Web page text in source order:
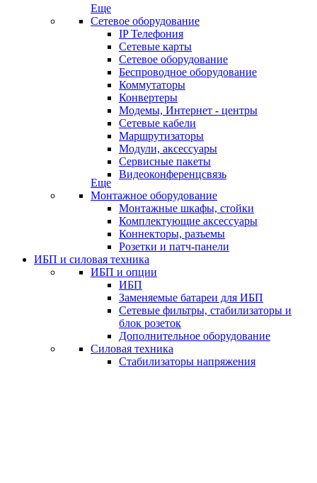
Еще
Сетевое оборудование
IP Телефония
Сетевые карты
Сетевое оборудование
Беспроводное оборудование
Коммутаторы
Конвертеры
Модемы, Интернет - центры
Сетевые кабели
Маршрутизаторы
Модули, аксессуары
Сервисные пакеты
Видеоконференцсвязь
Еще
Монтажное оборудование
Монтажные шкафы, стойки
Комплектующие аксессуары
Коннекторы, разъемы
Розетки и патч-панели
ИБП и силовая техника
ИБП и опции
ИБП
Заменяемые батареи для ИБП
Сетевые фильтры, стабилизаторы и
блок розеток
Дополнительное оборудование
Силовая техника
Стабилизаторы напряжения